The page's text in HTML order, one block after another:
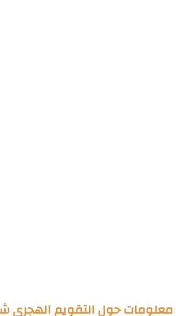
معلومات حول التقويم الهجري